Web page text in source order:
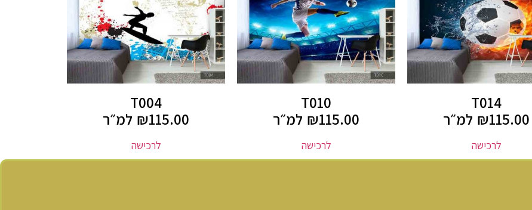
T014
₪115.00 למ״ר
לרכישה
T010
₪115.00 למ״ר
לרכישה
T004
₪115.00 למ״ר
לרכישה